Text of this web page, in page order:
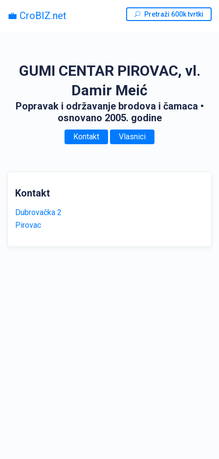
💼 CroBIZ.net Pretraži 600k tvrtki
GUMI CENTAR PIROVAC, vl.
Damir Meić
Popravak i održavanje brodova i čamaca •
osnovano 2005. godine
Kontakt Vlasnici
Kontakt
Dubrovačka 2
Pirovac